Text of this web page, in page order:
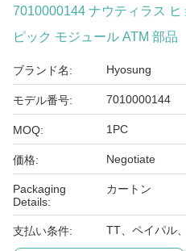
7010000144 ナウティラス
ピック モジュール ATM 部品
ブランド名: Hyosung
モデル番号: 7010000144
MOQ: 1PC
価格: Negotiate
Packaging
Details:
カートン
支払い条件: TT、ペイパル